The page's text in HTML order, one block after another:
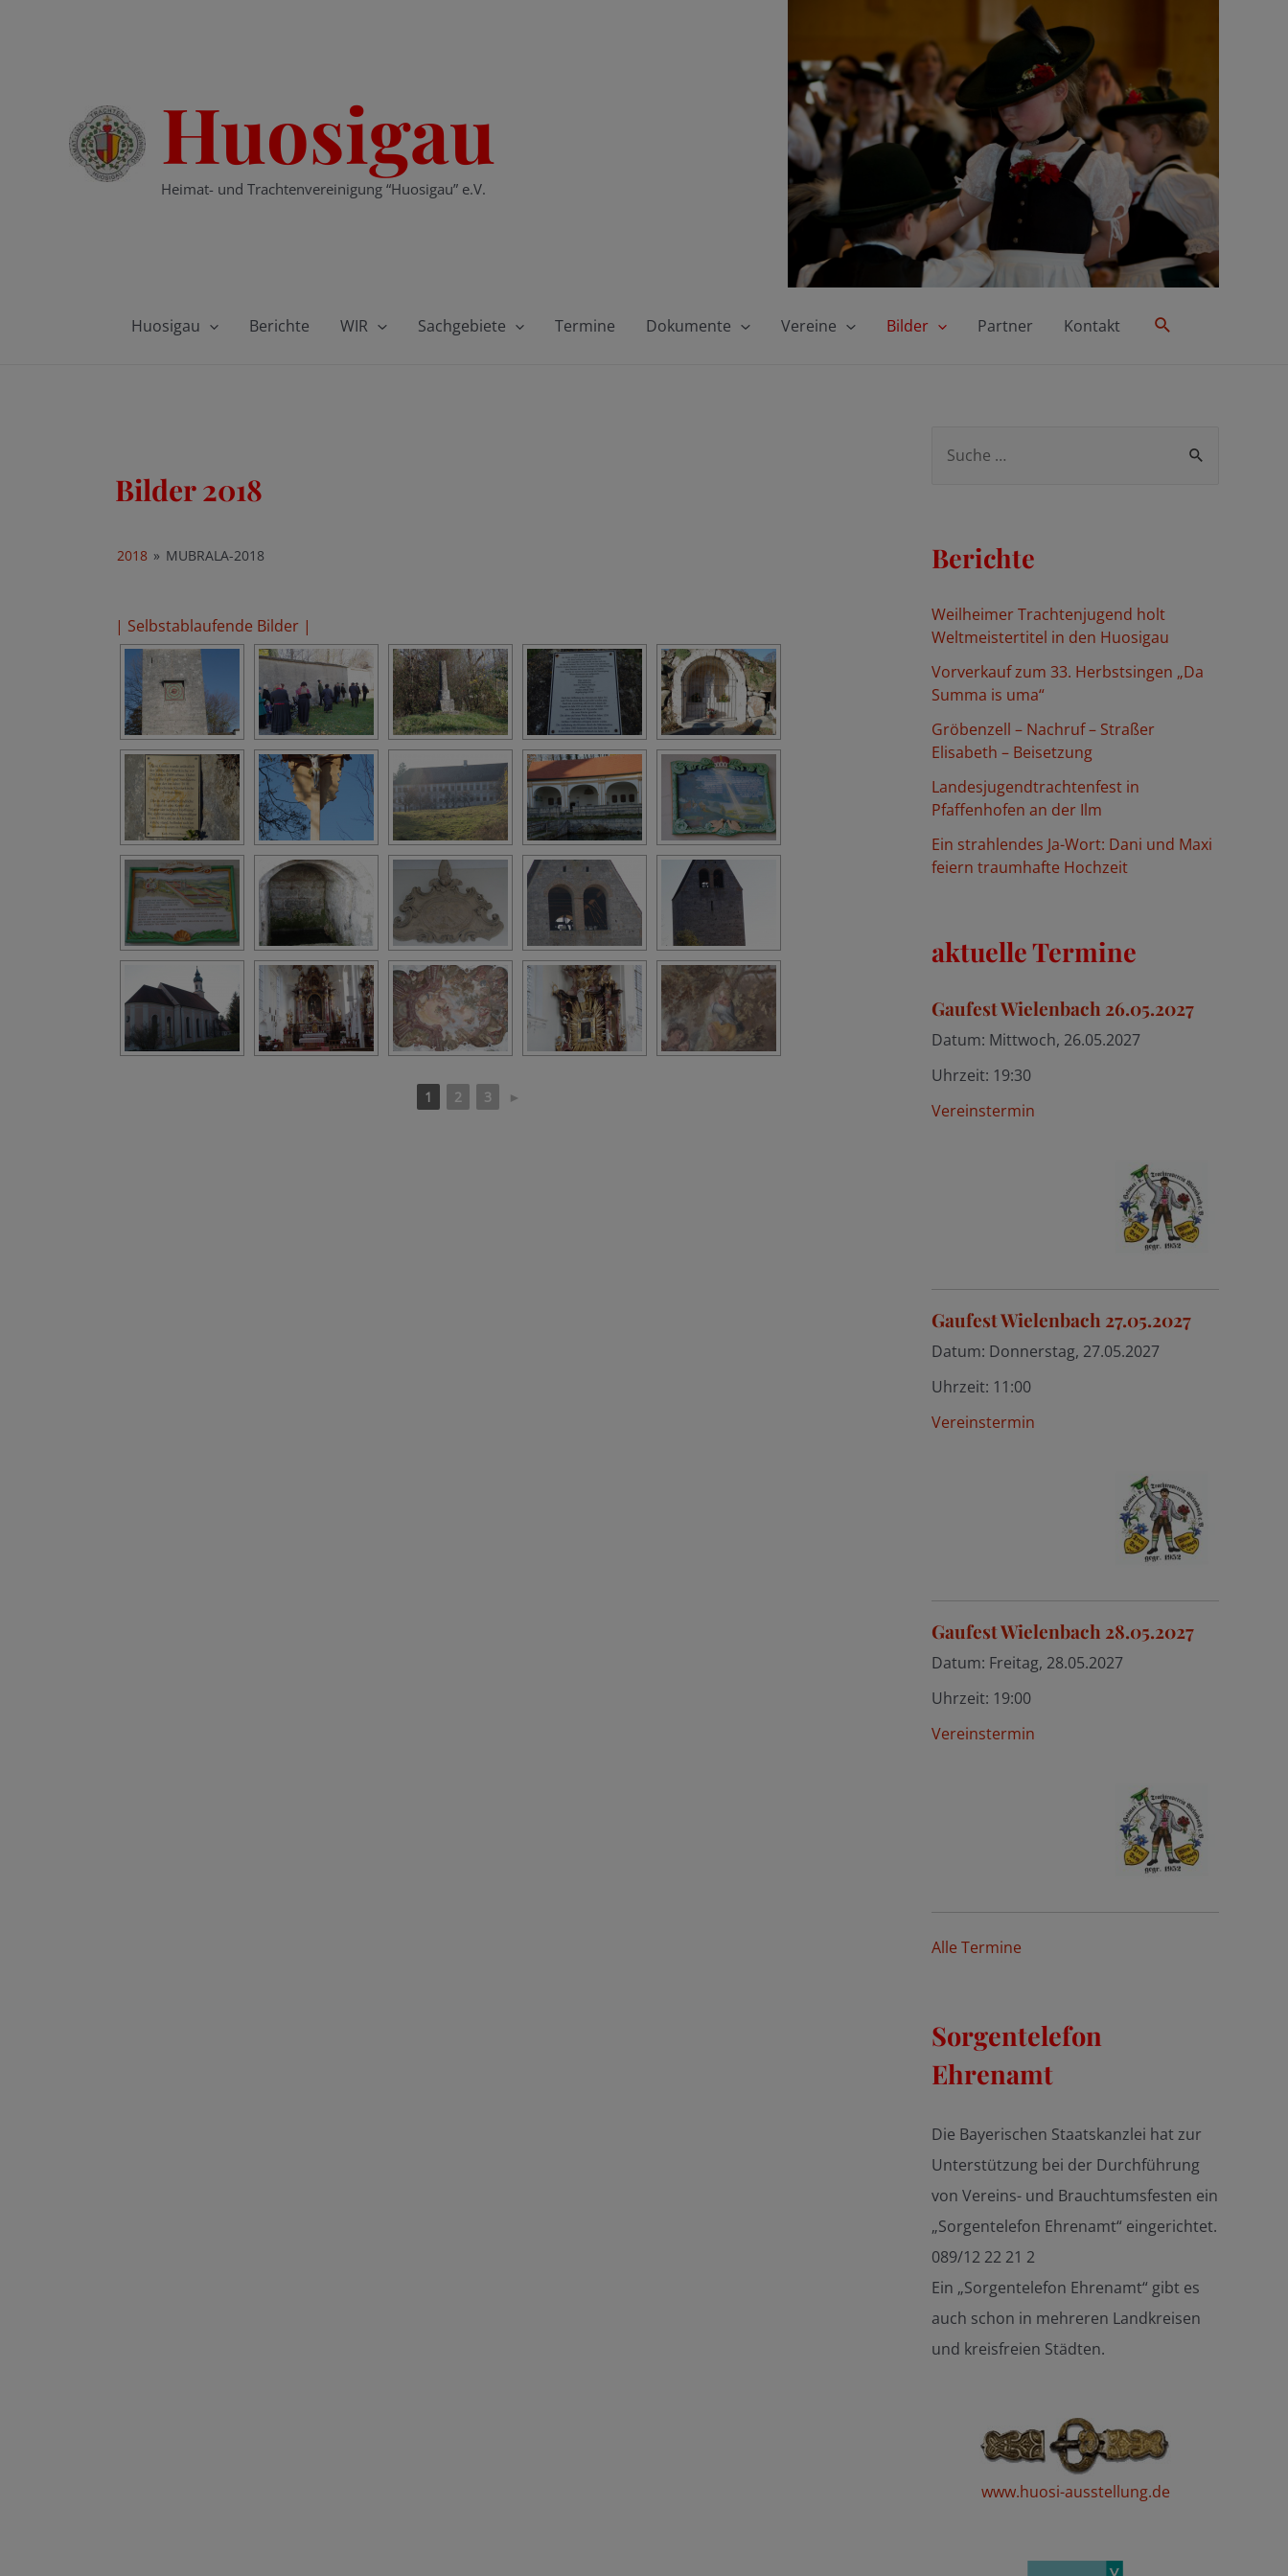
Huosigau
Heimat- und Trachtenvereinigung “Huosigau” e.V.
Huosigau Berichte WIR Sachgebiete Termine Dokumente Vereine Bilder Partner Kontakt Suche
Bilder 2018
2018 » MUBRALA-2018
| Selbstablaufende Bilder |
1 2 3 ►
e
n
c
:
Berichte
Weilheimer Trachtenjugend holt
Weltmeistertitel in den Huosigau
Vorverkauf zum 33. Herbstsingen „Da
Summa is uma“
Gröbenzell – Nachruf – Straßer
Elisabeth – Beisetzung
Landesjugendtrachtenfest in
Pfaffenhofen an der Ilm
Ein strahlendes Ja-Wort: Dani und Maxi
feiern traumhafte Hochzeit
aktuelle Termine
Gaufest Wielenbach 26.05.2027
Datum: Mittwoch, 26.05.2027
Uhrzeit: 19:30
Vereinstermin
Gaufest Wielenbach 27.05.2027
Datum: Donnerstag, 27.05.2027
Uhrzeit: 11:00
Vereinstermin
Gaufest Wielenbach 28.05.2027
Datum: Freitag, 28.05.2027
Uhrzeit: 19:00
Vereinstermin
Alle Termine
Sorgentelefon
Ehrenamt
Die Bayerischen Staatskanzlei hat zur
Unterstützung bei der Durchführung
von Vereins- und Brauchtumsfesten ein
„Sorgentelefon Ehrenamt“ eingerichtet.
089/12 22 21 2
Ein „Sorgentelefon Ehrenamt“ gibt es
auch schon in mehreren Landkreisen
und kreisfreien Städten.
www.huosi-ausstellung.de